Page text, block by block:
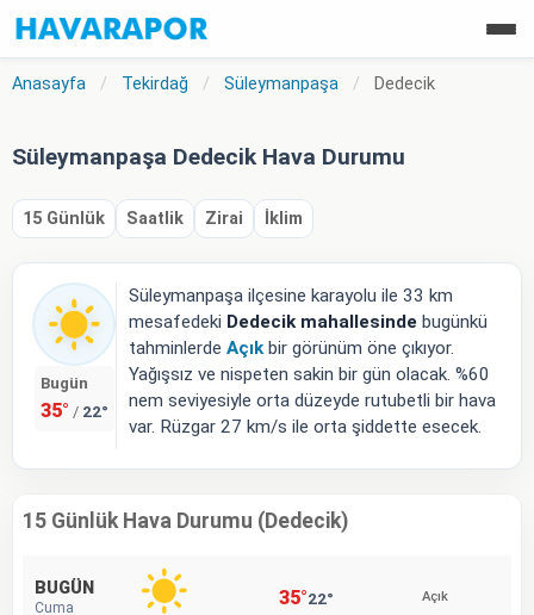
Anasayfa / Tekirdağ / Süleymanpaşa / Dedecik
Süleymanpaşa Dedecik Hava Durumu
15 Günlük Saatlik Zirai İklim
Bugün
35° / 22°
Süleymanpaşa ilçesine karayolu ile 33 km
mesafedeki Dedecik mahallesinde bugünkü
tahminlerde Açıkbir görünüm öne çıkıyor.
Yağışsız ve nispeten sakin bir gün olacak. %60
nem seviyesiyle orta düzeyde rutubetli bir hava
var. Rüzgar 27 km/s ile orta şiddette esecek.
15 Günlük Hava Durumu (Dedecik)
BUGÜN
Cuma 35°22° Açık